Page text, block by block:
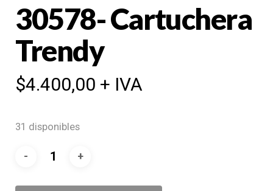
30578- Cartuchera
Trendy
$4.400,00 + IVA
31 disponibles